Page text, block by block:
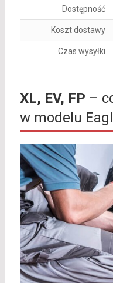
Dostępność
Koszt dostawy
Czas wysyłki
XL, EV, FP –
w modelu